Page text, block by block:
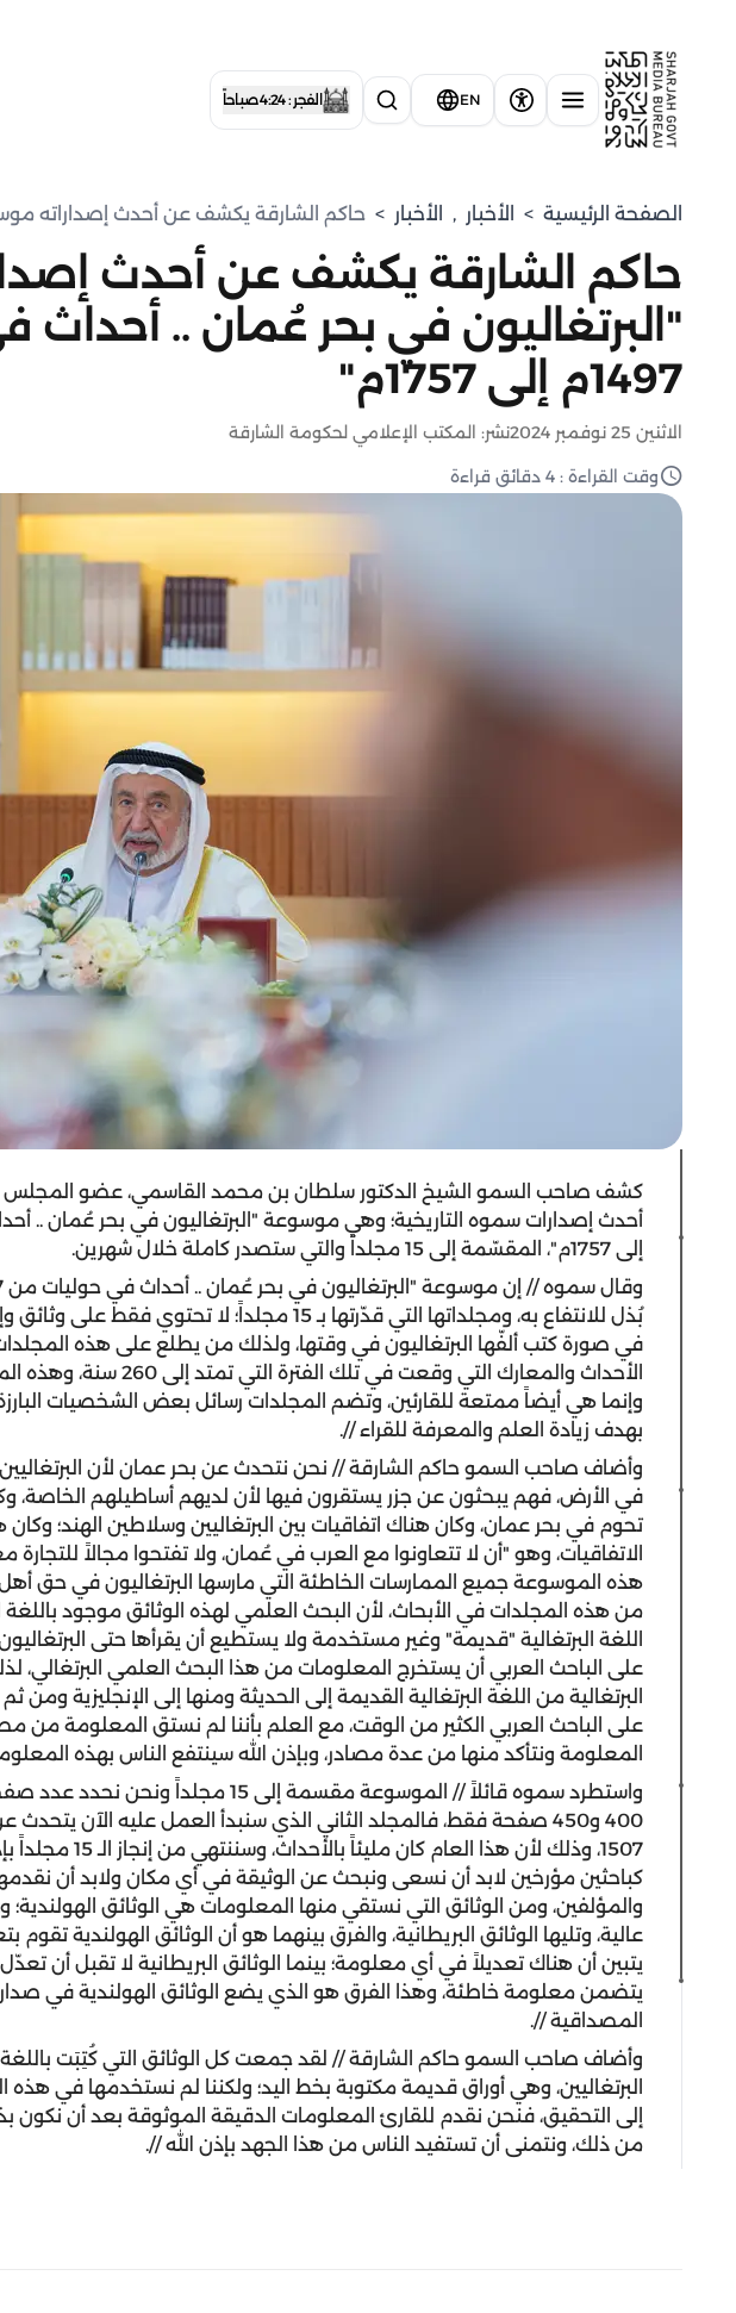
EN الفجر : 4:24 صباحاً
الصفحة الرئيسية > الأخبار , الأخبار > حاكم الشارقة يكشف عن أحدث إصداراته موسوعة
حاكم الشارقة يكشف عن أحدث
"البرتغاليون في بحر عُمان ..
1497م إلى 1757م"
الاثنين 25 نوفمبر 2024 نشر: المكتب الإعلامي لحكومة الشارقة
وقت القراءة : 4 دقائق قراءة
كشف صاحب السمو الشيخ الدكتور سلطان بن محمد القاسمي، عضو المجلس
إلى 1757م"، المقسّمة إلى 15 مجلداً والتي ستصدر كاملة خلال شهرين.
بُذل للانتفاع به، ومجلداتها التي قدّرتها بـ 15 مجلداً؛
في صورة كتب ألفّها البرتغاليون في وقتها، ولذلك من يطلع على هذه
الأحداث والمعارك التي وقعت في
وإنما هي أيضاً ممتعة للقارئين، وتضم المجلدات رسائل بعض الشخصيات
بهدف زيادة العلم والمعرفة للقراء //.
وأضاف صاحب السمو حاكم الشارقة // نحن نتحدث عن بحر عمان لأن
في الأرض، فهم يبحثون عن جزر يستقرون فيها لأن لديهم أساطيلهم الخاصة،
تحوم في بحر عمان، وكان هناك اتفاقيات بين البرتغاليين وسلاطين الهند؛
الاتفاقيات، وهو "أن لا تتعاونوا مع العرب في عُمان، ولا تفتحوا مجالاً
هذه الموسوعة جميع الممارسات الخاطئة التي مارسها البرتغاليون في حق
من هذه المجلدات في الأبحاث، لأن البحث العلمي لهذه الوثائق موجود باللغة
اللغة البرتغالية "قديمة" وغير مستخدمة ولا يستطيع أن يقرأها حتى
على الباحث العربي أن يستخرج المعلومات من هذا البحث العلمي البرتغالي،
البرتغالية من اللغة البرتغالية القديمة إلى الحديثة ومنها إلى الإنجليزية ومن
على الباحث العربي الكثير من الوقت، مع العلم بأننا لم نستق المعلومة من
المعلومة ونتأكد منها من عدة مصادر، وبإذن الله سينتفع الناس بهذه
واستطرد سموه قائلاً // الموسوعة مقسمة إلى 15
400 و450 صفحة فقط، فالمجلد الثاني الذي سنبدأ العمل عليه الآن
1507، وذلك لأن هذا
كباحثين مؤرخين لابد أن نسعى ونبحث عن الوثيقة في أي مكان ولابد أن
والمؤلفين، ومن الوثائق التي نستقي منها المعلومات هي الوثائق الهولندية؛
عالية، وتليها الوثائق البريطانية، والفرق بينهما هو أن الوثائق الهولندية
يتبين أن هناك تعديلاً في أي معلومة؛ بينما الوثائق البريطانية لا تقبل أن
يتضمن معلومة خاطئة، وهذا الفرق هو الذي يضع الوثائق الهولندية في
المصداقية //.
وأضاف صاحب السمو حاكم الشارقة // لقد جمعت كل الوثائق التي كُتِبَت باللغة
البرتغاليين، وهي أوراق قديمة مكتوبة بخط اليد؛ ولكننا لم نستخدمها في هذه
إلى التحقيق، فنحن نقدم للقارئ المعلومات الدقيقة الموثوقة بعد أن نكون
من ذلك، ونتمنى أن تستفيد الناس من هذا الجهد بإذن الله //.